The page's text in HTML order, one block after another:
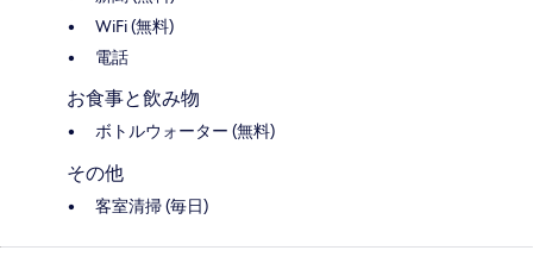
WiFi (無料)
電話
お食事と飲み物
ボトルウォーター (無料)
その他
客室清掃 (毎日)